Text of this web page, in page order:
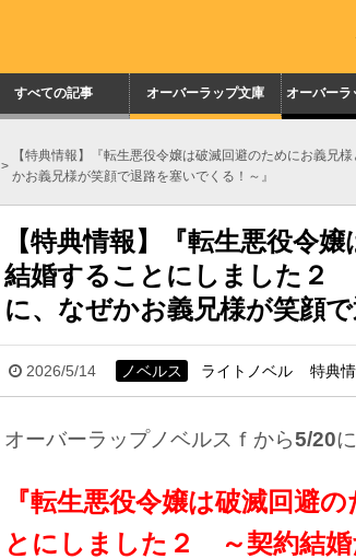
すべての記事 オーバーラップ文庫 オーバーラ
>
【特典情報】『転生悪役令嬢は破滅回避のためにお義
かお義兄様が笑顔で退路を塞いでくる！～』
【特典情報】『転生悪役令
結婚することにしました２
に、なぜかお義兄様が笑顔
2026/5/14 ノベルス ライトノベル 特典
オーバーラップノベルスｆ から5/20
『転生悪役令嬢は破滅回避
とにしました２ ～契約結